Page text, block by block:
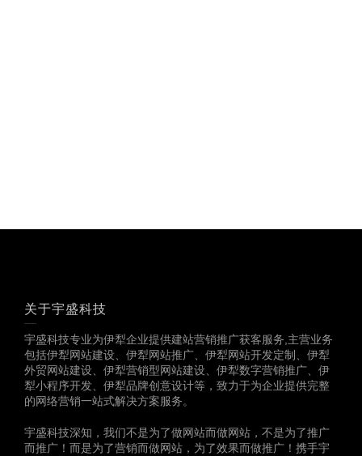
关于宇盛科技
宇盛科技专业为伊犁企业提供建站营销推广获客服务,主营业务
包括伊犁网站建设、伊犁网站推广、伊犁网站开发定制、伊犁
外贸网站建设、伊犁营销型网站建设、伊犁数字营销推广、伊
犁小程序开发、伊犁品牌创意设计等，致力于为企业提供完整
的网络营销一站式解决方案服务。
宇盛科技深知，我们不是为了做网站而做网站，不是为了推广
而推广！而是为了营销而做网站，为了效果而做推广！携手宇